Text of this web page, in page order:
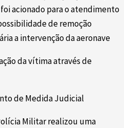
acionado para o atendimento
de remoção
a intervenção da aeronave
da vítima através de
de Medida Judicial
Militar realizou uma